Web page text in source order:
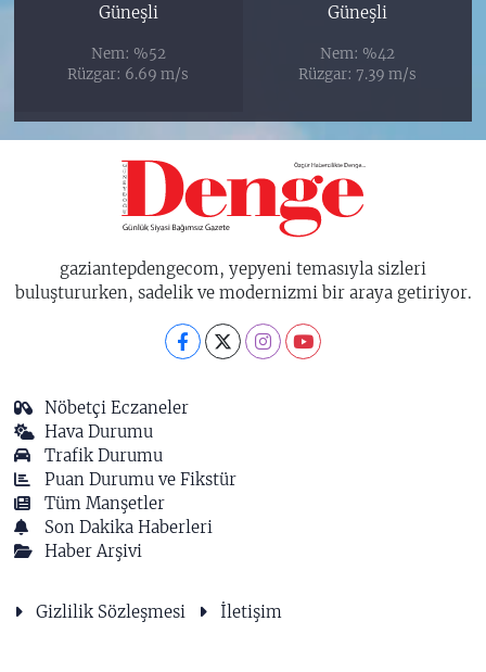
Güneşli
Nem: %52
Rüzgar: 6.69 m/s
Güneşli
Nem: %42
Rüzgar: 7.39 m/s
gaziantepdengecom, yepyeni temasıyla sizleri
buluştururken, sadelik ve modernizmi bir araya getiriyor.
Nöbetçi Eczaneler
Hava Durumu
Trafik Durumu
Puan Durumu ve Fikstür
Tüm Manşetler
Son Dakika Haberleri
Haber Arşivi
Gizlilik Sözleşmesi İletişim